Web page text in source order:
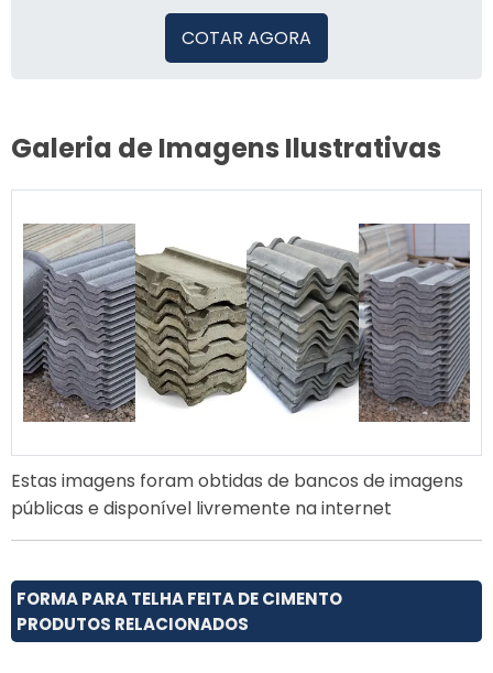
COTAR AGORA
Galeria de Imagens Ilustrativas
Estas imagens foram obtidas de bancos de imagens
públicas e disponível livremente na internet
FORMA PARA TELHA FEITA DE CIMENTO
PRODUTOS RELACIONADOS